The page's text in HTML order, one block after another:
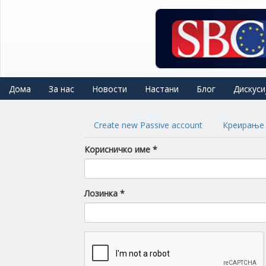
Дома За нас Новости Настани Блог
Primary
Create new Passive account Креирање
Корисничко име *
Лозинка *